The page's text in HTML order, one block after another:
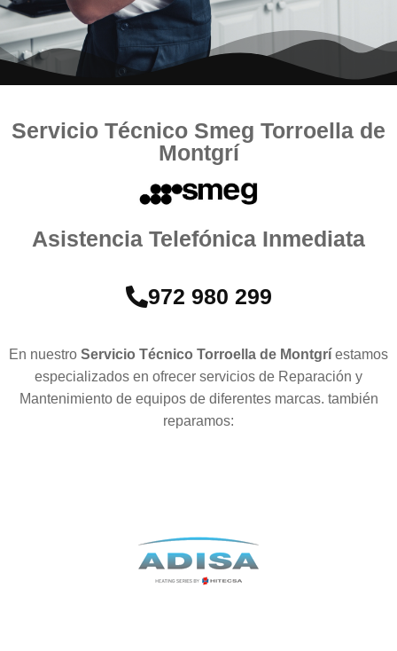
Servicio Técnico Smeg Torroella de
Montgrí
Asistencia Telefónica Inmediata
972 980 299
En nuestro Servicio Técnico Torroella de Montgrí estamos
especializados en ofrecer servicios de Reparación y
Mantenimiento de equipos de diferentes marcas. también
reparamos: